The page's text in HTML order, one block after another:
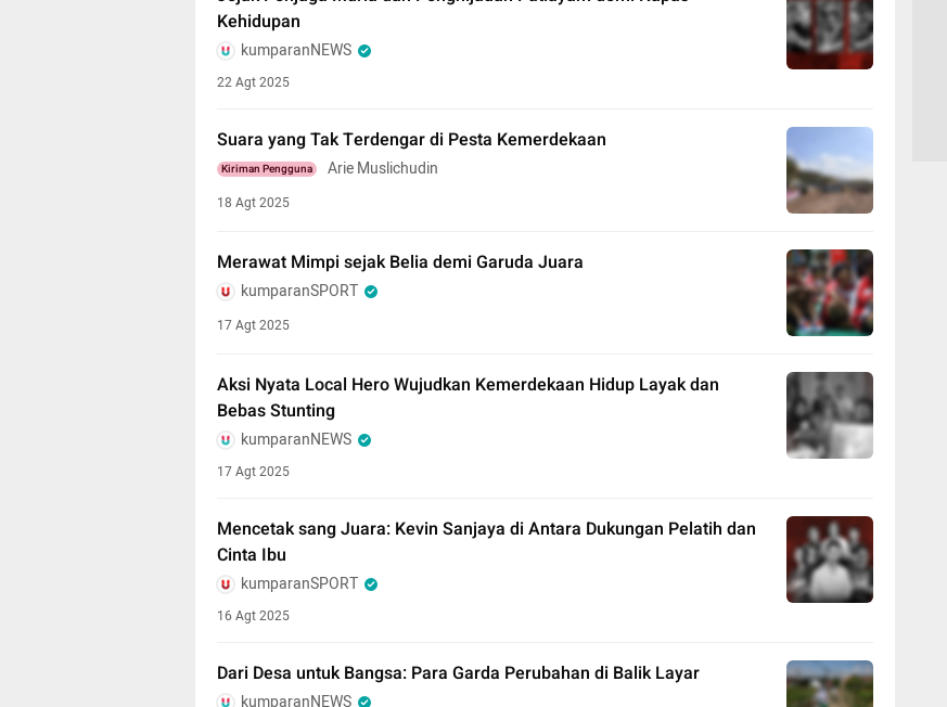
Kehidupan
kumparanNEWS
22 Agt 2025
Suara yang Tak Terdengar di Pesta Kemerdekaan
Kiriman Pengguna Arie Muslichudin
18 Agt 2025
Merawat Mimpi sejak Belia demi Garuda Juara
kumparanSPORT
17 Agt 2025
Aksi Nyata Local Hero Wujudkan Kemerdekaan Hidup Layak dan
Bebas Stunting
kumparanNEWS
17 Agt 2025
Mencetak sang Juara: Kevin Sanjaya di Antara Dukungan Pelatih dan
Cinta Ibu
kumparanSPORT
16 Agt 2025
Dari Desa untuk Bangsa: Para Garda Perubahan di Balik Layar
kumparanNEWS